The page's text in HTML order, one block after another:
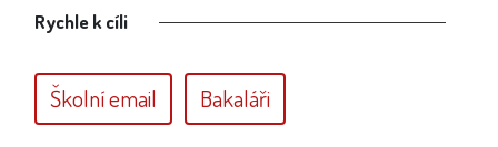
Rychle k cíli
Školní email Bakaláři